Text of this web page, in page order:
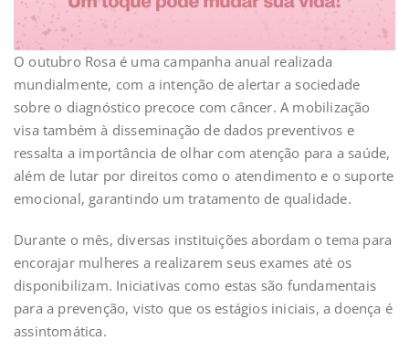
O outubro Rosa é uma campanha anual realizada
mundialmente, com a intenção de alertar a sociedade
sobre o diagnóstico precoce com câncer. A mobilização
visa também à disseminação de dados preventivos e
ressalta a importância de olhar com atenção para a saúde,
além de lutar por direitos como o atendimento e o suporte
emocional, garantindo um tratamento de qualidade.
Durante o mês, diversas instituições abordam o tema para
encorajar mulheres a realizarem seus exames até os
disponibilizam. Iniciativas como estas são fundamentais
para a prevenção, visto que os estágios iniciais, a doença é
assintomática.